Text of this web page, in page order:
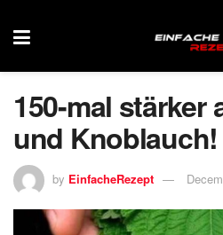
150-mal stärker
und Knoblauch!
by EinfacheRezept